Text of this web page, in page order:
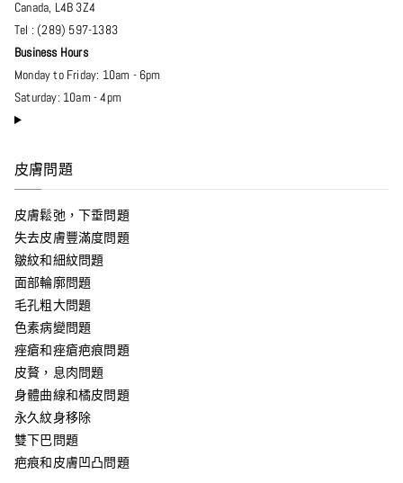
Canada, L4B 3Z4
Tel :(289) 597-1383
Business Hours
Monday to Friday: 10am - 6pm
Saturday: 10am - 4pm
皮膚問題
皮膚鬆弛，下垂問題
失去皮膚豐滿度問題
皺紋和細紋問題
面部輪廓問題
毛孔粗大問題
色素病變問題
痤瘡和痤瘡疤痕問題
皮贅，息肉問題
身體曲線和橘皮問題
永久紋身移除
雙下巴問題
疤痕和皮膚凹凸問題